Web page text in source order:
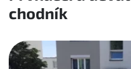
chodník